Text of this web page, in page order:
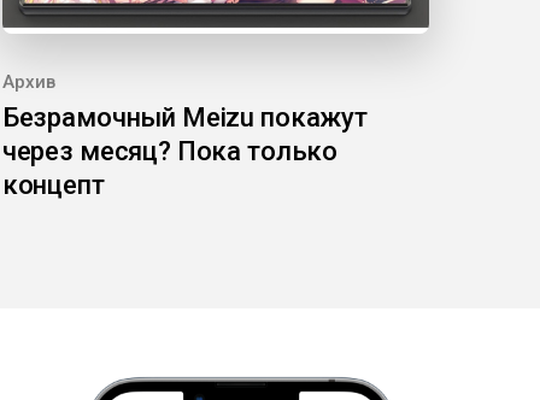
Архив
Безрамочный Meizu покажут
через месяц? Пока только
концепт